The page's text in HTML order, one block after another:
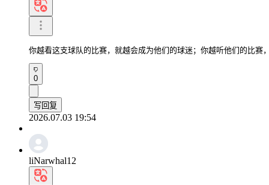
你越看这支球队的比赛，就越会成为他们的球迷；你越听他们的比赛
0
写回复
2026.07.03 19:54
liNarwhal12